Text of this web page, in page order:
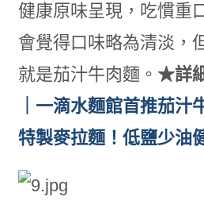
健康原味呈現，吃慣重
會覺得口味略為清淡，
就是茄汁牛肉麵。 ★詳
｜一滴水麵館首推茄汁
特製麥拉麵！低鹽少油